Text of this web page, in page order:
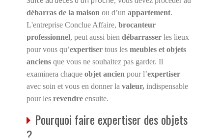
débarras de la maison ou d’un appartement.
L'entreprise Conclue Affaire, brocanteur
professionnel, peut aussi bien débarrasser les lieux
pour vous qu’expertiser tous les meubles et objets
anciens que vous ne souhaitez pas garder. Il
examinera chaque objet ancien pour l’expertiser
avec soin et vous en donner la valeur, indispensable
pour les revendre ensuite.
Pourquoi faire expertiser des objets